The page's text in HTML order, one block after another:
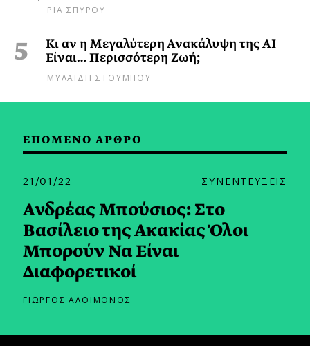
ΡΙΑ ΣΠΥΡΟΥ
Κι αν η Μεγαλύτερη Ανακάλυψη της AI
Είναι… Περισσότερη Ζωή;
ΜΥΛΑΙΔΗ ΣΤΟΥΜΠΟΥ
ΕΠΟΜΕΝΟ ΑΡΘΡΟ
21/01/22 ΣΥΝΕΝΤΕΥΞΕΙΣ
Ανδρέας Μπούσιος: Στο
Βασίλειο της Ακακίας Όλοι
Μπορούν Να Είναι
Διαφορετικοί
ΓΙΩΡΓΟΣ ΑΛΟΙΜΟΝΟΣ